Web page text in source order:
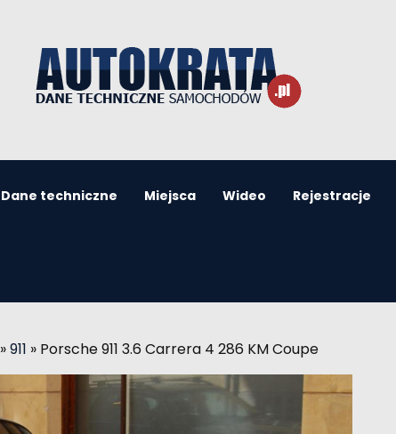
Dane techniczne Miejsca Wideo Rejestracje
»911 » Porsche 911 3.6 Carrera 4 286 KM Coupe